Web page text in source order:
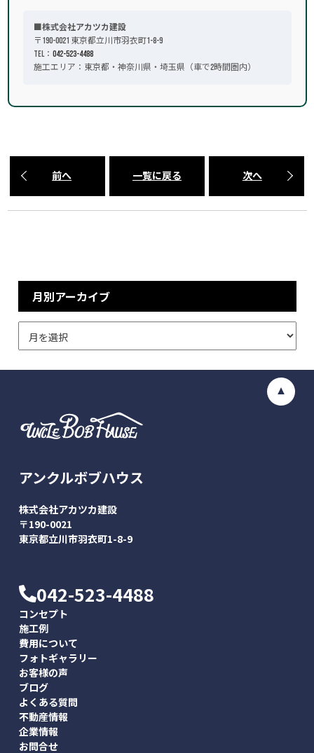
■株式会社アカツカ建設
〒190-0021 東京都立川市羽衣町1-8-9
TEL： 042-523-4488
施工エリア：東京都・神奈川県・埼玉県（車で2時間圏内）
前へ 一覧に戻る 次へ
月別アーカイブ
アンクルボブハウス
株式会社アカツカ建設
〒190-0021
東京都立川市羽衣町1-8-9
042-523-4488
コンセプト
施工例
費用について
フォトギャラリー
お客様の声
ブログ
よくある質問
不動産情報
企業情報
お問合せ